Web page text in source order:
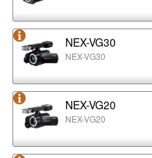
NEX-VG30
NEX-VG30
NEX-VG20
NEX-VG20